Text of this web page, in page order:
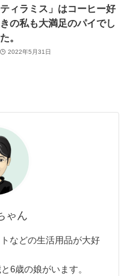
ティラミス」はコーヒー好
きの私も大満足のパイでし
た。
2022年5月31日
ゃん
などの生活用品が大好
6歳の娘がいます。